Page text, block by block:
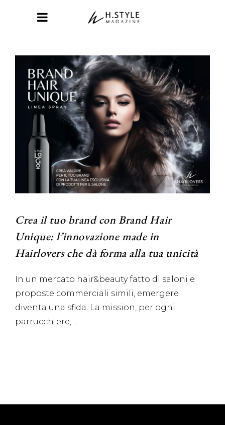
Crea il tuo brand con Brand Hair
Unique: l’innovazione made in
Hairlovers che dà forma alla tua unicità
In un mercato hair&beauty fatto di saloni e
proposte commerciali simili, emergere
diventa una sfida. La mission, per ogni
parrucchiere,